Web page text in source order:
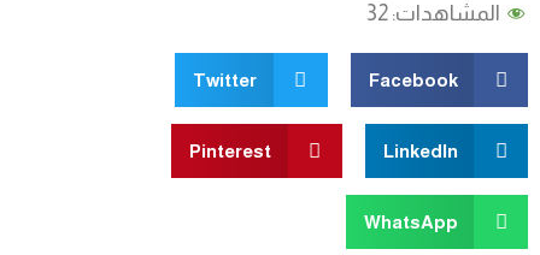
المشاهدات: 32
Facebook
Twitter
LinkedIn
Pinterest
WhatsApp